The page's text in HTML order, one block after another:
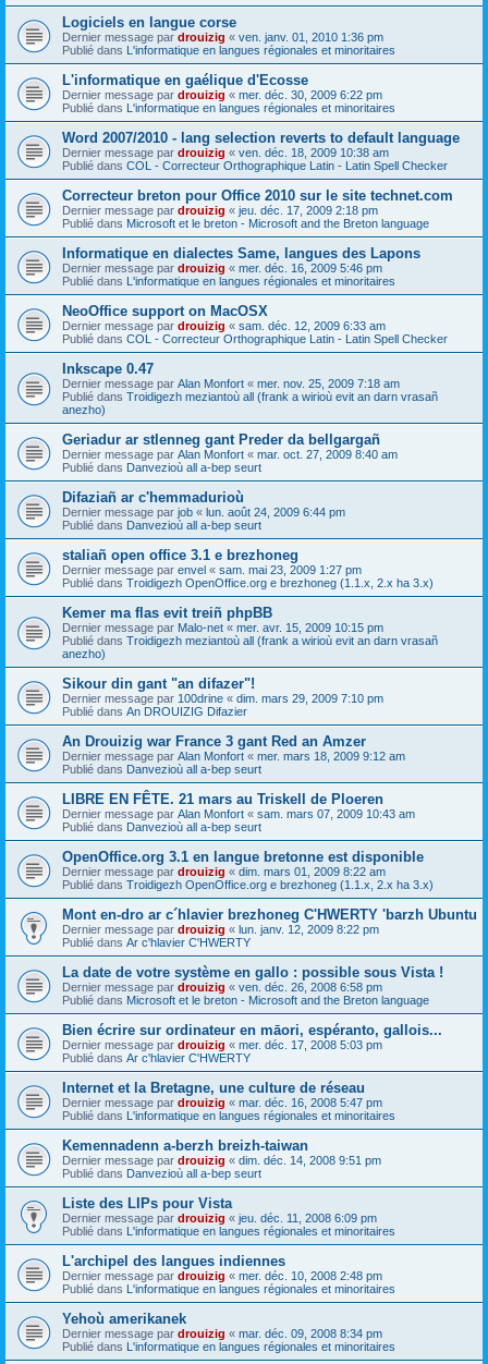
Logiciels en langue corse
Dernier message par drouizig « ven. janv. 01, 2010 1:36 pm
Publié dans L'informatique en langues régionales et minoritaires
L'informatique en gaélique d'Ecosse
Dernier message par drouizig « mer. déc. 30, 2009 6:22 pm
Publié dans L'informatique en langues régionales et minoritaires
Word 2007/2010 - lang selection reverts to default language
Dernier message par drouizig « ven. déc. 18, 2009 10:38 am
Publié dans COL - Correcteur Orthographique Latin - Latin Spell Checker
Correcteur breton pour Office 2010 sur le site technet.com
Dernier message par drouizig « jeu. déc. 17, 2009 2:18 pm
Publié dans Microsoft et le breton - Microsoft and the Breton language
Informatique en dialectes Same, langues des Lapons
Dernier message par drouizig « mer. déc. 16, 2009 5:46 pm
Publié dans L'informatique en langues régionales et minoritaires
NeoOffice support on MacOSX
Dernier message par drouizig « sam. déc. 12, 2009 6:33 am
Publié dans COL - Correcteur Orthographique Latin - Latin Spell Checker
Inkscape 0.47
Dernier message par Alan Monfort « mer. nov. 25, 2009 7:18 am
Publié dans Troidigezh meziantoù all (frank a wirioù evit an darn vrasañ
anezho)
Geriadur ar stlenneg gant Preder da bellgargañ
Dernier message par Alan Monfort « mar. oct. 27, 2009 8:40 am
Publié dans Danvezioù all a-bep seurt
Difaziañ ar c'hemmadurioù
Dernier message par job « lun. août 24, 2009 6:44 pm
Publié dans Danvezioù all a-bep seurt
staliañ open office 3.1 e brezhoneg
Dernier message par envel « sam. mai 23, 2009 1:27 pm
Publié dans Troidigezh OpenOffice.org e brezhoneg (1.1.x, 2.x ha 3.x)
Kemer ma flas evit treiñ phpBB
Dernier message par Malo-net « mer. avr. 15, 2009 10:15 pm
Publié dans Troidigezh meziantoù all (frank a wirioù evit an darn vrasañ
anezho)
Sikour din gant "an difazer"!
Dernier message par 100drine « dim. mars 29, 2009 7:10 pm
Publié dans An DROUIZIG Difazier
An Drouizig war France 3 gant Red an Amzer
Dernier message par Alan Monfort « mer. mars 18, 2009 9:12 am
Publié dans Danvezioù all a-bep seurt
LIBRE EN FÊTE. 21 mars au Triskell de Ploeren
Dernier message par Alan Monfort « sam. mars 07, 2009 10:43 am
Publié dans Danvezioù all a-bep seurt
OpenOffice.org 3.1 en langue bretonne est disponible
Dernier message par drouizig « dim. mars 01, 2009 8:22 am
Publié dans Troidigezh OpenOffice.org e brezhoneg (1.1.x, 2.x ha 3.x)
Mont en-dro ar c´hlavier brezhoneg C'HWERTY 'barzh Ubuntu
Dernier message par drouizig « lun. janv. 12, 2009 8:22 pm
Publié dans Ar c'hlavier C'HWERTY
La date de votre système en gallo : possible sous Vista !
Dernier message par drouizig « ven. déc. 26, 2008 6:58 pm
Publié dans Microsoft et le breton - Microsoft and the Breton language
Bien écrire sur ordinateur en māori, espéranto, gallois...
Dernier message par drouizig « mer. déc. 17, 2008 5:03 pm
Publié dans Ar c'hlavier C'HWERTY
Internet et la Bretagne, une culture de réseau
Dernier message par drouizig « mar. déc. 16, 2008 5:47 pm
Publié dans L'informatique en langues régionales et minoritaires
Kemennadenn a-berzh breizh-taiwan
Dernier message par drouizig « dim. déc. 14, 2008 9:51 pm
Publié dans Danvezioù all a-bep seurt
Liste des LIPs pour Vista
Dernier message par drouizig « jeu. déc. 11, 2008 6:09 pm
Publié dans L'informatique en langues régionales et minoritaires
L'archipel des langues indiennes
Dernier message par drouizig « mer. déc. 10, 2008 2:48 pm
Publié dans L'informatique en langues régionales et minoritaires
Yehoù amerikanek
Dernier message par drouizig « mar. déc. 09, 2008 8:34 pm
Publié dans L'informatique en langues régionales et minoritaires